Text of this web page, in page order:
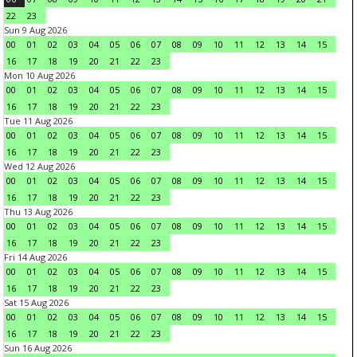
22
23
Sun 9 Aug 2026
00
01 02 03 04 05 06 07 08 09 10 11 12 13 14
15
16
17 18 19 20 21 22
23
Mon 10 Aug 2026
00
01 02 03 04 05 06 07 08 09 10 11 12 13 14
15
16
17 18 19 20 21 22
23
Tue 11 Aug 2026
00
01 02 03 04 05 06 07 08 09 10 11 12 13 14
15
16
17 18 19 20 21 22
23
Wed 12 Aug 2026
00
01 02 03 04 05 06 07 08 09 10 11 12 13 14
15
16
17 18 19 20 21 22
23
Thu 13 Aug 2026
00
01 02 03 04 05 06 07 08 09 10 11 12 13 14
15
16
17 18 19 20 21 22
23
Fri 14 Aug 2026
00
01 02 03 04 05 06 07 08 09 10 11 12 13 14
15
16
17 18 19 20 21 22
23
Sat 15 Aug 2026
00
01 02 03 04 05 06 07 08 09 10 11 12 13 14
15
16
17 18 19 20 21 22
23
Sun 16 Aug 2026